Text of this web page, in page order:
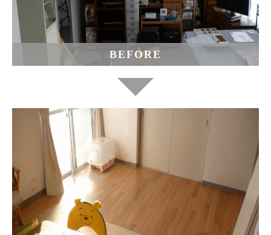
BEFORE